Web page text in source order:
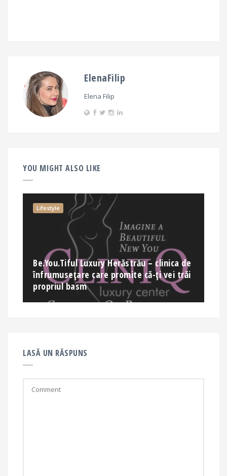
ElenaFilip
Elena Filip
YOU MIGHT ALSO LIKE
Lifestyle
Be.You.Tiful Luxury Herăstrău – clinica de
înfrumusețare care promite că-ți vei trăi
propriul basm
LASĂ UN RĂSPUNS